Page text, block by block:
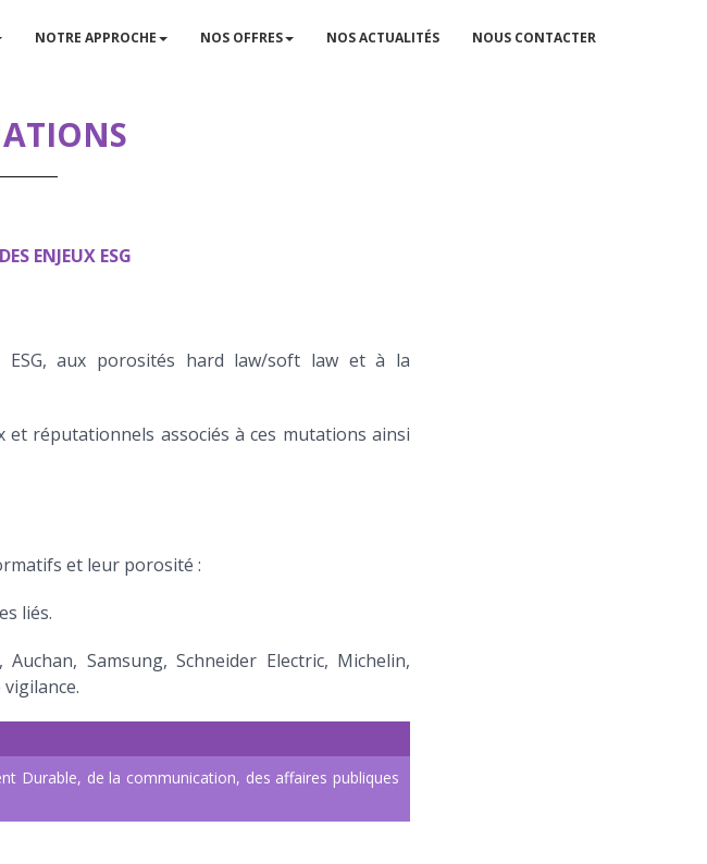
NOTRE APPROCHE NOS OFFRES NOS ACTUALITÉS NOUS CONTACTER
ENJEUX ESG
aux porosités hard law/soft law et à la
réputationnels associés à ces mutations ainsi
et leur porosité :
liés.
Samsung, Schneider Electric, Michelin,
Durable, de la communication, des affaires publiques